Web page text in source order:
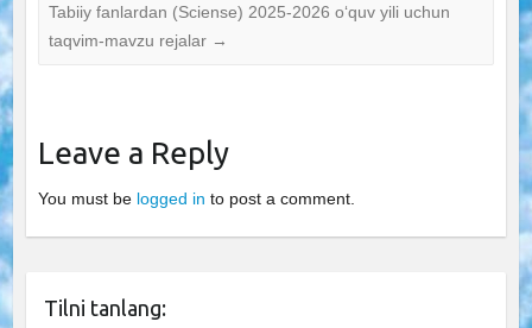
Tabiiy fanlardan (Sciense) 2025-2026 o‘quv yili uchun
taqvim-mavzu rejalar →
Leave a Reply
You must be logged in to post a comment.
Tilni tanlang: